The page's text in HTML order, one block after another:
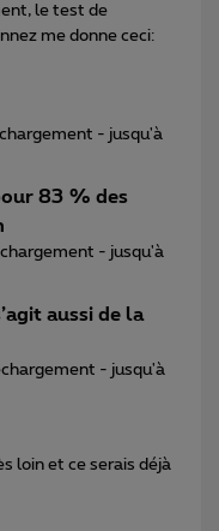
le test de
me donne ceci:
- jusqu'à
83 % des
- jusqu'à
aussi de la
- jusqu'à
loin et ce serais déjà